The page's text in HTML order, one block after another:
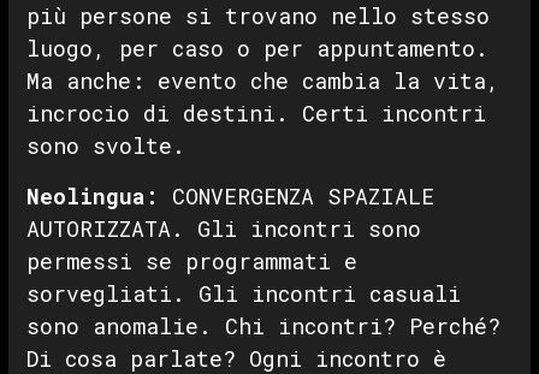
più persone si trovano nello stesso
luogo, per caso o per appuntamento.
Ma anche: evento che cambia la vita,
incrocio di destini. Certi incontri
sono svolte.
Neolingua:
CONVERGENZA SPAZIALE
AUTORIZZATA. Gli incontri sono
permessi se programmati e
sorvegliati. Gli incontri casuali
sono anomalie. Chi incontri? Perché?
Di cosa parlate? Ogni incontro è